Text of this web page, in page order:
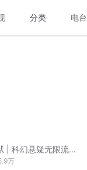
分类 电台
| 科幻悬疑无限流 |
万